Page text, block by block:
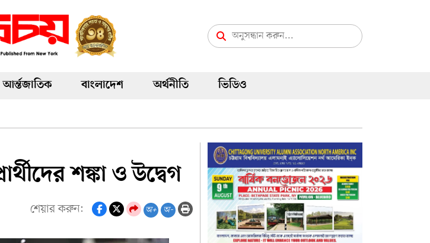
আর্ন্তজাতিক বাংলাদেশ অর্থনীতি ভিডিও
শঙ্কা ও উদ্বেগ
শেয়ার করুন: অ+ অ-